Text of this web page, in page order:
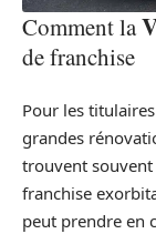
Comment la
de franchise
Pour les titulaires
grandes
trouvent souvent
franchise
peut prendre en